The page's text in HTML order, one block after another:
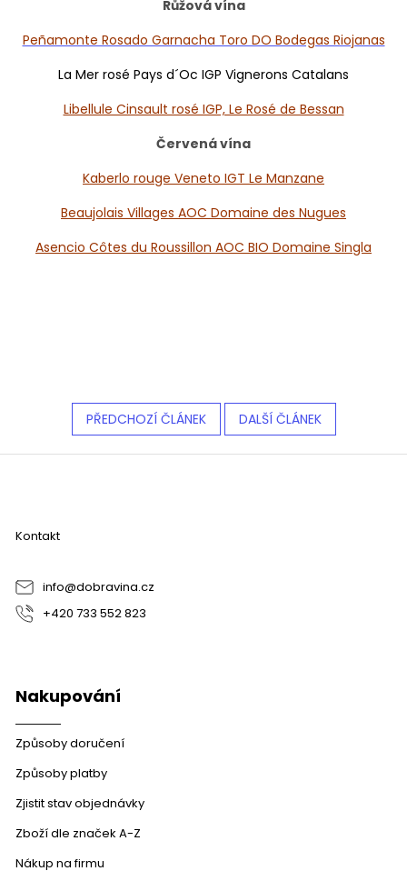
Růžová vína
Peñamonte Rosado Garnacha Toro DO Bodegas Riojanas
La Mer rosé Pays d´Oc IGP Vignerons Catalans
Libellule Cinsault rosé IGP, Le Rosé de Bessan
Červená vína
Kaberlo rouge Veneto IGT Le Manzane
Beaujolais Villages AOC Domaine des Nugues
Asencio Côtes du Roussillon AOC BIO Domaine Singla
PŘEDCHOZÍ ČLÁNEK DALŠÍ ČLÁNEK
Z
Kontakt
info@dobravina.cz
+420 733 552 823
Nakupování
Způsoby doručení
Způsoby platby
Zjistit stav objednávky
Zboží dle značek A-Z
Nákup na firmu